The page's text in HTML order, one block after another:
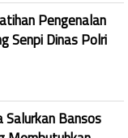
Pengenalan
Senpi Dinas Polri
Bansos
Membutuhkan